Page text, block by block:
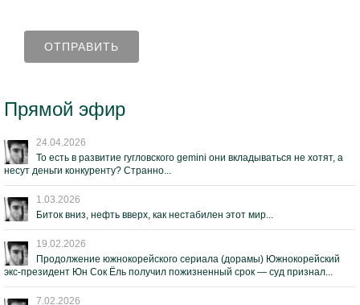
Прямой эфир
24.04.2026
То есть в развитие гугловского gemini они вкладываться не хотят, а
несут деньги конкуренту? Странно...
1.03.2026
Биток вниз, нефть вверх, как нестабилен этот мир...
19.02.2026
Продолжение южнокорейского сериала (дорамы) Южнокорейский
экс-президент Юн Сок Ёль получил пожизненный срок — суд признал...
7.02.2026